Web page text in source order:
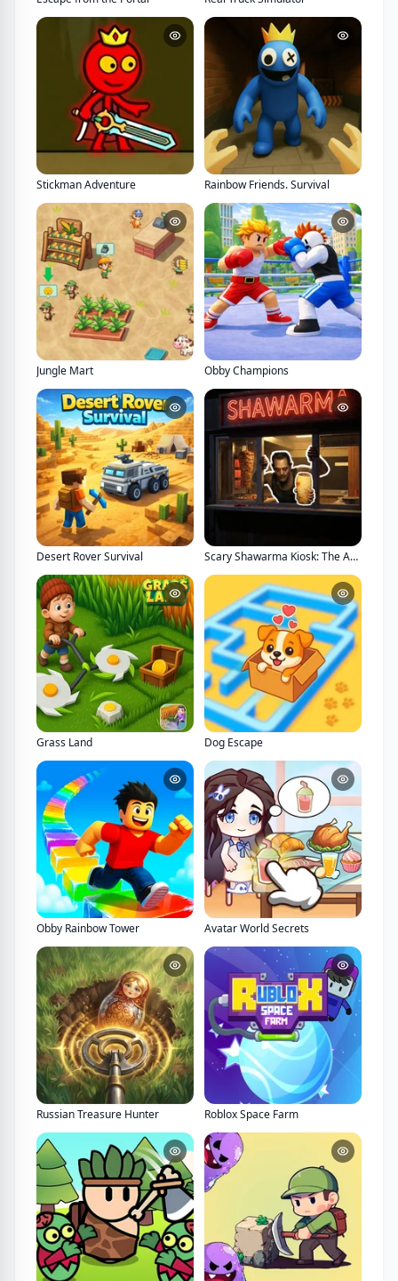
Stickman Adventure Rainbow Friends. Survival
Jungle Mart Obby Champions
Desert Rover Survival Scary Shawarma Kiosk: The Anomaly
Grass Land Dog Escape
Obby Rainbow Tower Avatar World Secrets
Russian Treasure Hunter Roblox Space Farm